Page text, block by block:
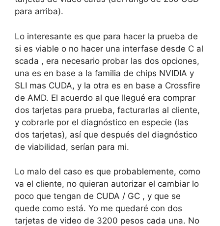
para arriba).
Lo interesante es que para hacer la prueba de
si es viable o no hacer una interfase desde C al
scada , era necesario probar las dos opciones,
una es en base a la familia de chips NVIDIA y
SLI mas CUDA, y la otra es en base a Crossfire
de AMD. El acuerdo al que llegué era comprar
dos tarjetas para prueba, facturarlas al cliente,
y cobrarle por el diagnóstico en especie (las
dos tarjetas), así que después del diagnóstico
de viabilidad, serían para mi.
Lo malo del caso es que probablemente, como
va el cliente, no quieran autorizar el cambiar lo
poco que tengan de CUDA / GC , y que se
quede como está. Yo me quedaré con dos
tarjetas de video de 3200 pesos cada una. No